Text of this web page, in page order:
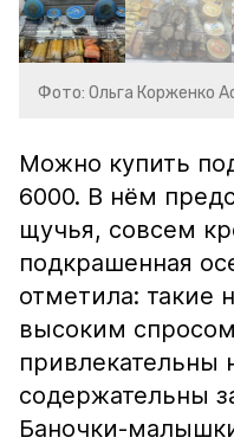
Фото: Ольга Корженко
Можно купить
6000. В нём
щучья, совсем
подкрашенная
отметила: такие
высоким
привлекательны
содержательны
Баночки-